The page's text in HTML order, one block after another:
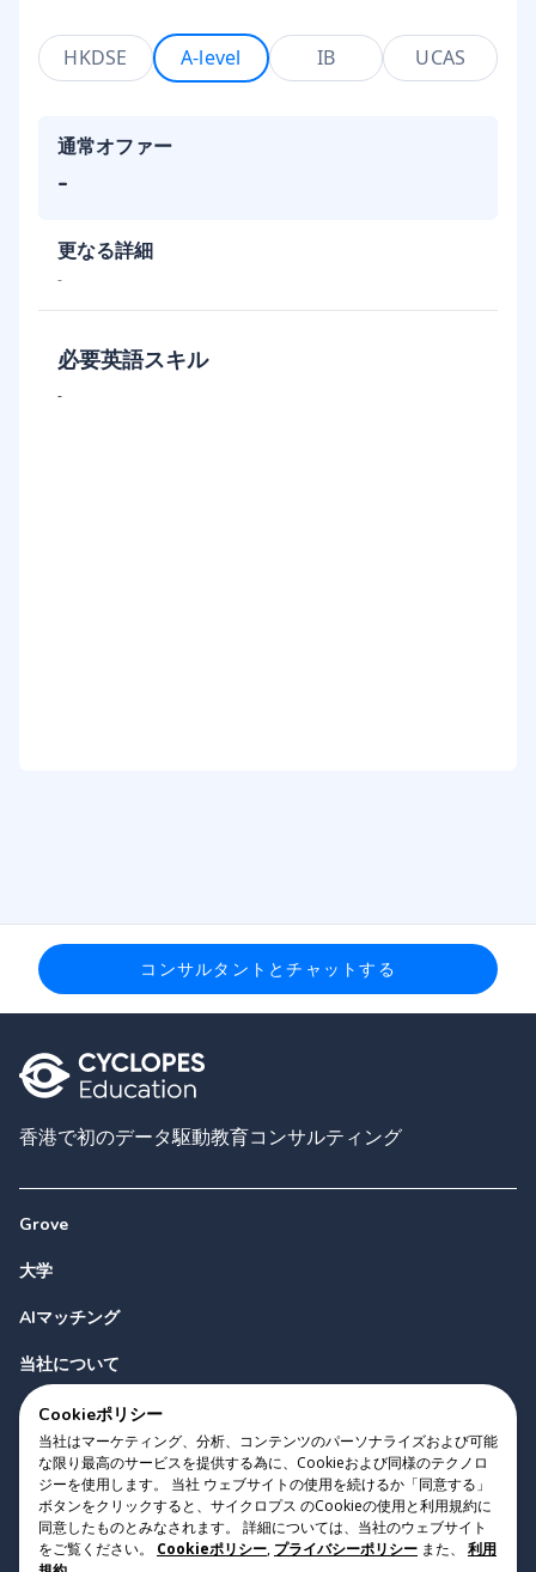
HKDSE A-level IB UCAS
通常オファー
-
更なる詳細
-
必要英語スキル
-
コンサルタントとチャットする
香港で初のデータ駆動教育コンサルティング
Grove
大学
AIマッチング
当社について
お問い合わせ
Copyright 2023 Cyclopes® • v0.31.0
Cookieポリシー
当社はマーケティング、分析、コンテンツのパーソナライズおよび可能
な限り最高のサービスを提供する為に、Cookieおよび同様のテクノロ
ジーを使用します。 当社 ウェブサイトの使用を続けるか「同意する」
ボタンをクリックすると、サイクロプス のCookieの使用と利用規約に
同意したものとみなされます。 詳細については、当社のウェブサイト
をご覧ください。
Cookieポリシー, プライバシーポリシー また、
利用